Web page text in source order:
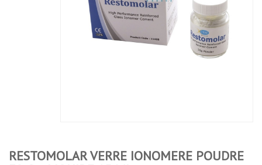
RESTOMOLAR VERRE IONOMERE POUDRE
CIMENT
PROVISOIRE
SANS
ML (5G)*
CAVITES)*